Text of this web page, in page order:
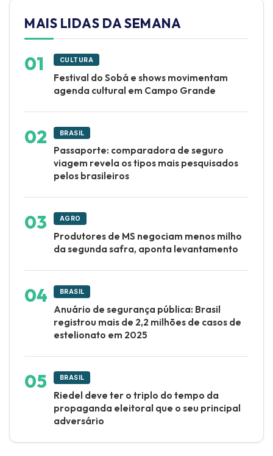
MAIS LIDAS DA SEMANA
CULTURA
Festival do Sobá e shows movimentam
agenda cultural em Campo Grande
BRASIL
Passaporte: comparadora de seguro
viagem revela os tipos mais pesquisados
pelos brasileiros
AGRO
Produtores de MS negociam menos milho
da segunda safra, aponta levantamento
BRASIL
Anuário de segurança pública: Brasil
registrou mais de 2,2 milhões de casos de
estelionato em 2025
BRASIL
Riedel deve ter o triplo do tempo da
propaganda eleitoral que o seu principal
adversário